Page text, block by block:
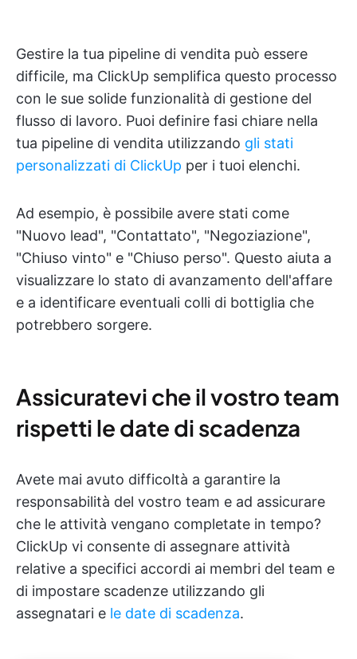
Gestire la tua pipeline di vendita può essere
difficile, ma ClickUp semplifica questo processo
con le sue solide funzionalità di gestione del
flusso di lavoro. Puoi definire fasi chiare nella
tua pipeline di vendita utilizzando gli stati
personalizzati di ClickUp per i tuoi elenchi.
Ad esempio, è possibile avere stati come
"Nuovo lead", "Contattato", "Negoziazione",
"Chiuso vinto" e "Chiuso perso". Questo aiuta a
visualizzare lo stato di avanzamento dell'affare
e a identificare eventuali colli di bottiglia che
potrebbero sorgere.
Assicuratevi che il vostro team
rispetti le date di scadenza
Avete mai avuto difficoltà a garantire la
responsabilità del vostro team e ad assicurare
che le attività vengano completate in tempo?
ClickUp vi consente di assegnare attività
relative a specifici accordi ai membri del team e
di impostare scadenze utilizzando gli
assegnatari e le date di scadenza.